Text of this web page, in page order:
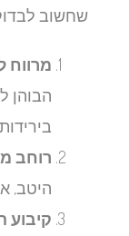
שחשוב לבדוק:
מרווח
הבוהן
רוחב
היטב,
קיבוע